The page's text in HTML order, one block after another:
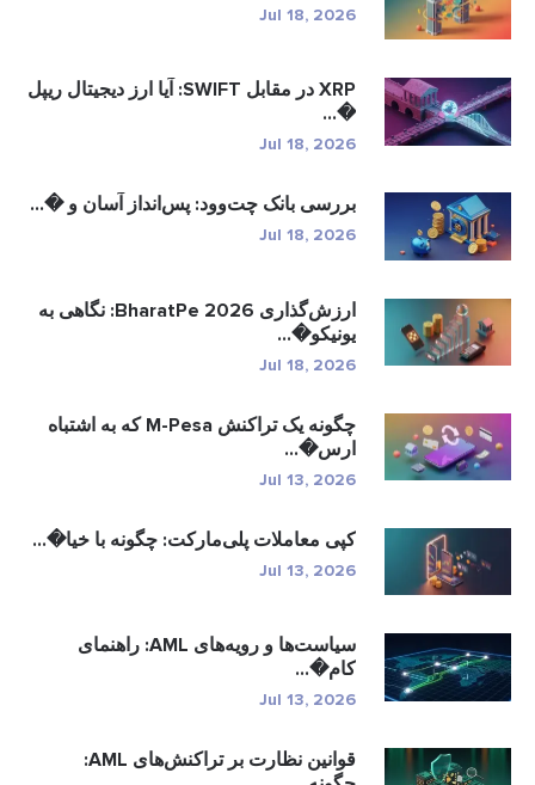
Jul 18, 2026
XRP در مقابل SWIFT: آیا ارز دیجیتال ریپل
�...
Jul 18, 2026
بررسی بانک چت‌وود: پس‌انداز آسان و �...
Jul 18, 2026
ارزش‌گذاری BharatPe 2026: نگاهی به
یونیکو�...
Jul 18, 2026
چگونه یک تراکنش M-Pesa که به اشتباه
ارس�...
Jul 13, 2026
کپی معاملات پلی‌مارکت: چگونه با خیا�...
Jul 13, 2026
سیاست‌ها و رویه‌های AML: راهنمای
کام�...
Jul 13, 2026
قوانین نظارت بر تراکنش‌های AML: